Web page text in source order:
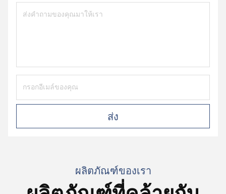
ส่ง
ผลิตภัณฑ์ของเรา